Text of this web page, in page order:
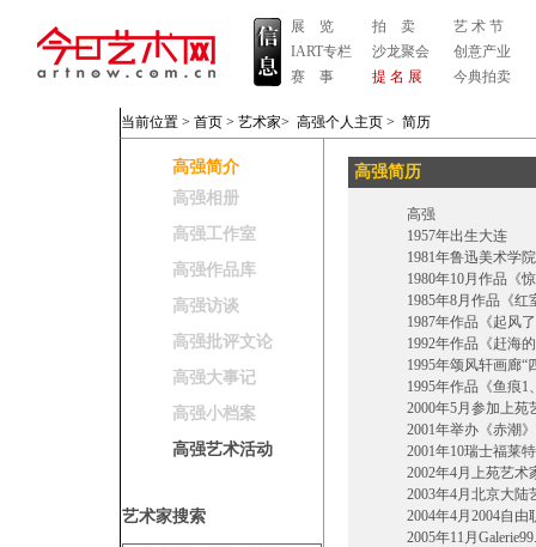
展 览
IART专栏
赛 事
拍 卖
沙龙聚会
提 名 展
艺 术 节
创意产业
今典拍卖
当前位置 > 首页 > 艺术家> 高强个人主页 > 简历
高强简介
高强相册
高强工作室
高强作品库
高强访谈
高强批评文论
高强大事记
高强小档案
高强艺术活动
艺术家搜索
高强简历
高强
1957年出生大连
1981年鲁迅美术学院
1980年10月作品《惊
1985年8月作品《红室
1987年作品《起风了
1992年作品《赶海的
1995年颂风轩画廊“四
1995年作品《鱼痕1、
2000年5月参加上苑艺
2001年举办《赤潮》
2001年10瑞士福莱特
2002年4月上苑艺术家
2003年4月北京大陆艺
2004年4月2004自由职
2005年11月